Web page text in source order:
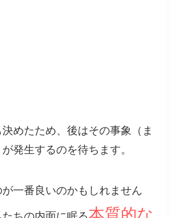
めたため、後はその事象（ま
発生するのを待ちます。
一番良いのかもしれません